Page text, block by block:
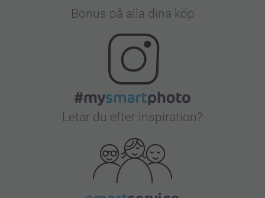
Bonus på alla dina köp
Letar du efter inspiration?